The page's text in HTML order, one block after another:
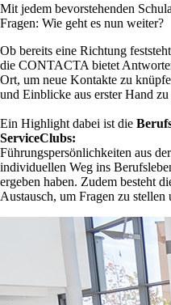
Mit jedem bevorstehenden
Fragen: Wie geht es nun weiter?
Ob bereits eine Richtung
die CONTACTA bietet
Ort, um neue Kontakte zu
und Einblicke aus erster Hand
Ein Highlight dabei ist die
ServiceClubs:
Führungspersönlichkeiten aus
individuellen Weg ins
ergeben haben. Zudem besteht
Austausch, um Fragen zu